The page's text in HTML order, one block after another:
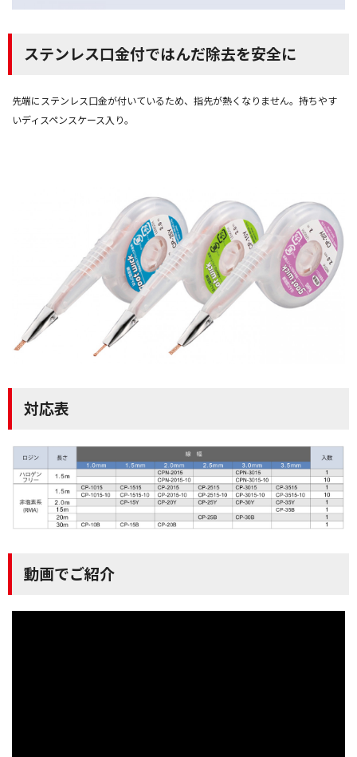
ステンレス口金付ではんだ除去を安全に
先端にステンレス口金が付いているため、指先が熱くなりません。持ちやす
いディスペンスケース入り。
対応表
動画でご紹介